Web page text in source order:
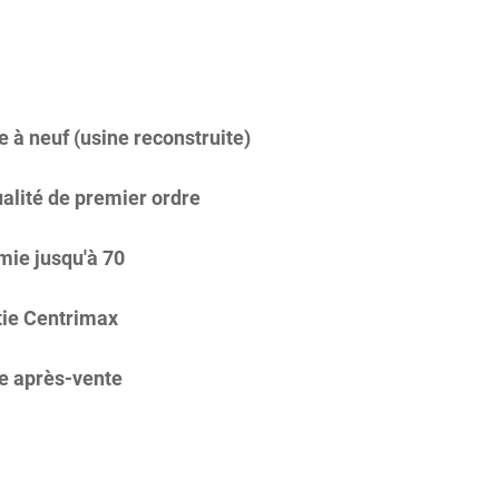
à neuf (usine reconstruite)
de premier ordre
jusqu'à 70
Centrimax
après-vente